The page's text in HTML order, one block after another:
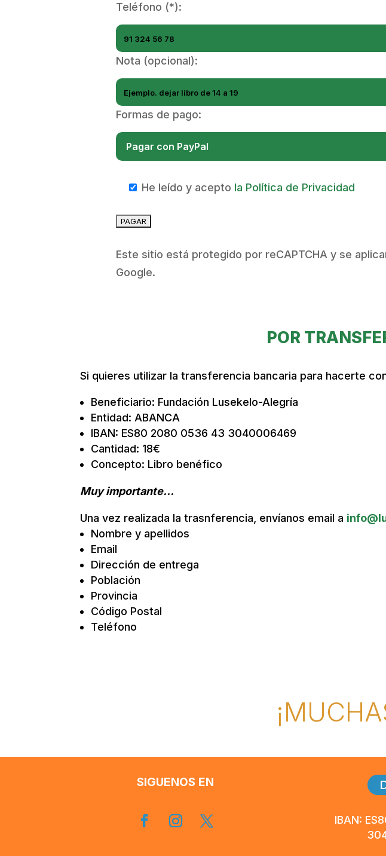
Teléfono (*):
Nota (opcional):
Formas de pago:
He leído y acepto la Política de Privacidad
Este sitio está protegido por reCAPTCHA y se
Google.
POR
Si quieres utilizar la transferencia bancaria para hacerte
Beneficiario: Fundación Lusekelo-Alegría
Entidad: ABANCA
IBAN: ES80 2080 0536 43 3040006469
Cantidad: 18€
Concepto: Libro benéfico
Muy importante…
Una vez realizada la trasnferencia, envíanos email a
Nombre y apellidos
Email
Dirección de entrega
Población
Provincia
Código Postal
Teléfono
SIGUENOS EN
IBAN: